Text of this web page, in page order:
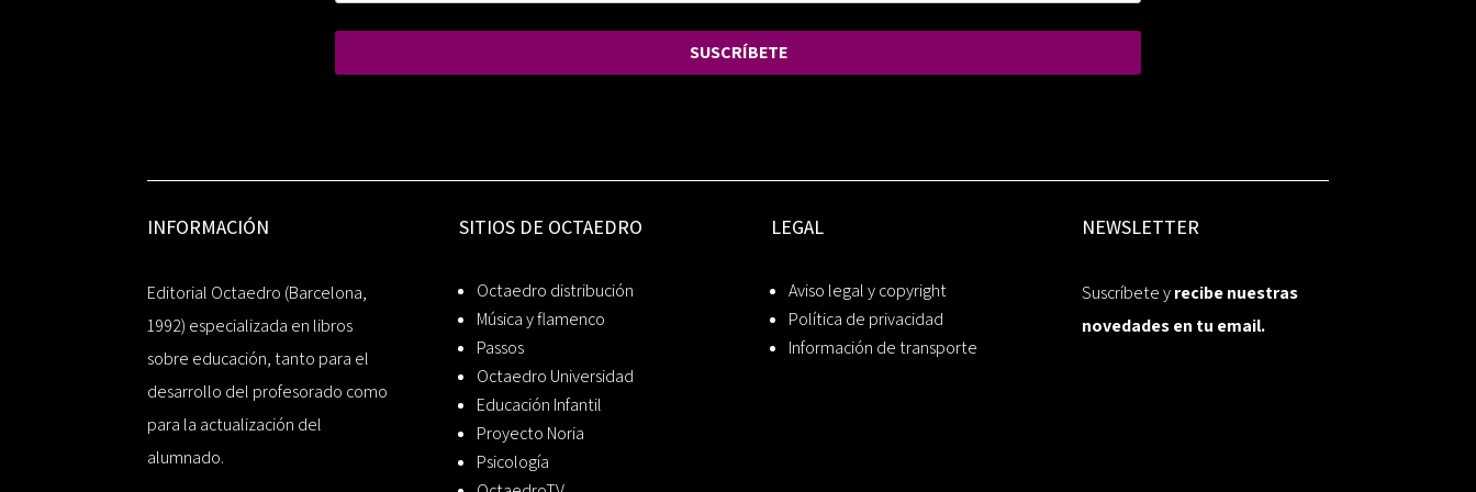
SUSCRÍBETE
INFORMACIÓN
Editorial Octaedro (Barcelona,
1992) especializada en libros
sobre educación, tanto para el
desarrollo del profesorado como
para la actualización del
alumnado.
SITIOS DE OCTAEDRO
Octaedro distribución
Música y flamenco
Passos
Octaedro Universidad
Educación Infantil
Proyecto Noria
Psicología
LEGAL
Aviso legal y copyright
Política de privacidad
Información de transporte
NEWSLETTER
Suscríbete yrecibe nuestras
novedades en tu email.